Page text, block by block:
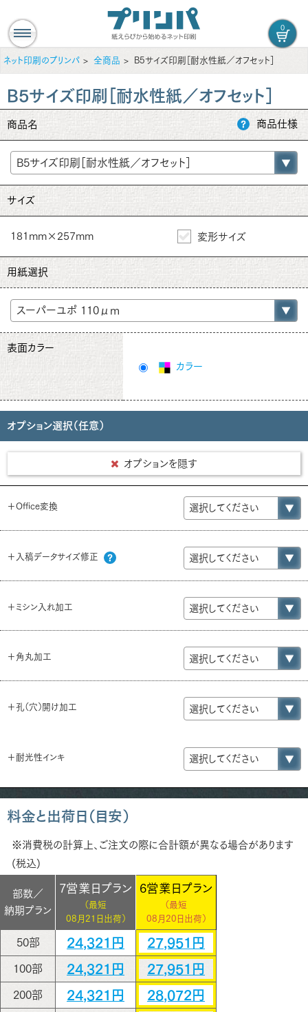
0
ネット印刷のプリンパ 全商品 B5サイズ印刷［耐水性紙／オフセット］
B5サイズ印刷［耐水性紙／オフセット］
商品名 商品仕様
サイズ
181mm×257mm 変形サイズ
用紙選択
表面カラー
カラー
オプション選択（任意）
オプションを隠す
＋Office変換
＋入稿データサイズ修正
＋ミシン入れ加工
＋角丸加工
＋孔（穴）開け加工
＋耐光性インキ
料金と出荷日（目安）
※消費税の計算上、ご注文の際に合計額が異なる場合があります
(税込)
部数／
納期プラン
7営業日プラン
（最短
08月21日出荷）
6営業日プラン
（最短
08月20日出荷）
50部 24,321円 27,951円
100部 24,321円 27,951円
200部 24,321円 28,072円